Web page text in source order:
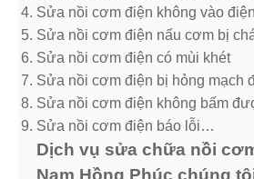
Sửa nồi cơm điện không vào điện
Sửa nồi cơm điện nấu cơm bị
Sửa nồi cơm điện có mùi khét
Sửa nồi cơm điện bị hỏng mạch
Sửa nồi cơm điện không bấm
Sửa nồi cơm điện báo lỗi…
Dịch vụ sửa chữa nồi
Nam Hồng Phúc chúng